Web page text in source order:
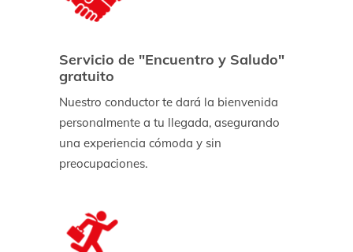
Servicio de "Encuentro y Saludo"
gratuito
Nuestro conductor te dará la bienvenida
personalmente a tu llegada, asegurando
una experiencia cómoda y sin
preocupaciones.